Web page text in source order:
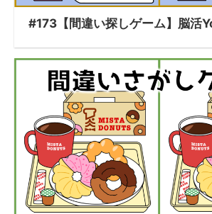
#173【間違い探しゲーム】脳活